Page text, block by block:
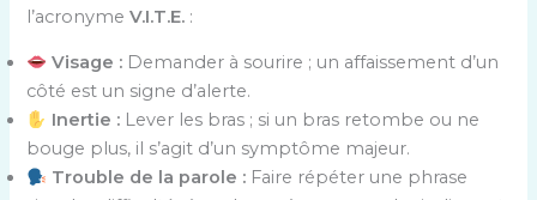
l’acronymeV.I.T.E. :
Visage : Demander à sourire ; un affaissement d’un
côté est un signe d’alerte.
Inertie : Lever les bras ; si un bras retombe ou ne
bouge plus, il s’agit d’un symptôme majeur.
Trouble de la parole : Faire répéter une phrase